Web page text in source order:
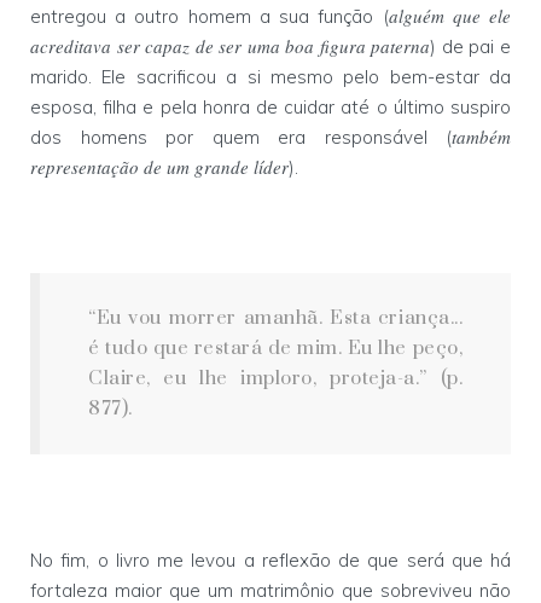
entregou a outro homem a sua função (alguém que ele
acreditava ser capaz de ser uma boa figura paterna) de pai e
marido. Ele sacrificou a si mesmo pelo bem-estar da
esposa, filha e pela honra de cuidar até o último suspiro
dos homens por quem era responsável (também
representação de um grande líder).
“Eu vou morrer amanhã. Esta criança...
é tudo que restará de mim. Eu lhe peço,
Claire, eu lhe imploro, proteja-a.” (p.
877).
No fim, o livro me levou a reflexão de que será que há
fortaleza maior que um matrimônio que sobreviveu não